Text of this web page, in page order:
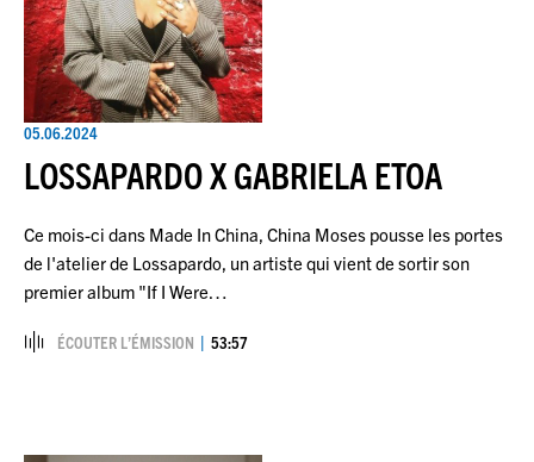
05.06.2024
LOSSAPARDO X GABRIELA ETOA
Ce mois-ci dans Made In China, China Moses pousse les portes
de l'atelier de Lossapardo, un artiste qui vient de sortir son
premier album "If I Were…
ÉCOUTER L’ÉMISSION 53:57